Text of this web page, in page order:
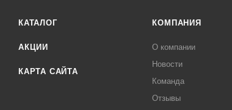
КАТАЛОГ
АКЦИИ
КАРТА САЙТА
КОМПАНИЯ
О компании
Новости
Команда
Отзывы